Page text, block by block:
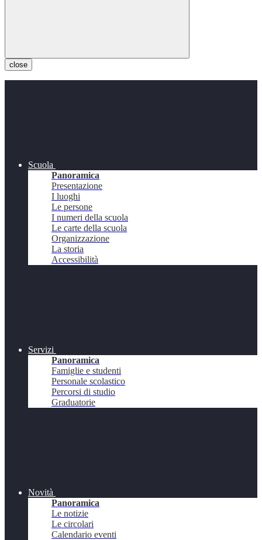
close
Scuola
Panoramica
Presentazione
I luoghi
Le persone
I numeri della scuola
Le carte della scuola
Organizzazione
La storia
Accessibilità
Servizi
Panoramica
Famiglie e studenti
Personale scolastico
Percorsi di studio
Graduatorie
Novità
Panoramica
Le notizie
Le circolari
Calendario eventi